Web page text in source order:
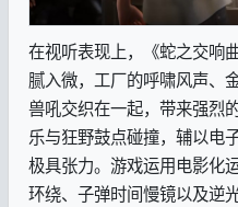
在视听表现上，《蛇之交响
腻入微，工厂的呼啸风声、
兽吼交织在一起，带来强烈
乐与狂野鼓点碰撞，辅以电
极具张力。游戏运用电影化
环绕、子弹时间慢镜以及逆